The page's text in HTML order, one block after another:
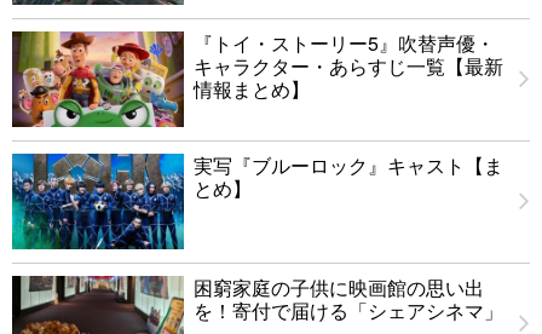
『トイ・ストーリー5』吹替声優・
キャラクター・あらすじ一覧【最新
情報まとめ】
実写『ブルーロック』キャスト【ま
とめ】
困窮家庭の子供に映画館の思い出
を！寄付で届ける「シェアシネマ」